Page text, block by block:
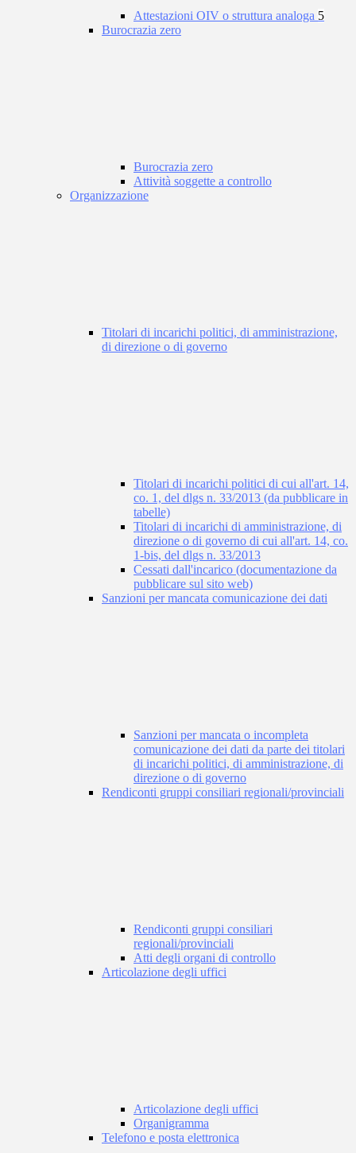
Attestazioni OIV o struttura analoga 5
Burocrazia zero
Burocrazia zero
Attività soggette a controllo
Organizzazione
Titolari di incarichi politici, di amministrazione,
di direzione o di governo
Titolari di incarichi politici di cui all'art. 14,
co. 1, del dlgs n. 33/2013 (da pubblicare in
tabelle)
Titolari di incarichi di amministrazione, di
direzione o di governo di cui all'art. 14, co.
1-bis, del dlgs n. 33/2013
Cessati dall'incarico (documentazione da
pubblicare sul sito web)
Sanzioni per mancata comunicazione dei dati
Sanzioni per mancata o incompleta
comunicazione dei dati da parte dei titolari
di incarichi politici, di amministrazione, di
direzione o di governo
Rendiconti gruppi consiliari regionali/provinciali
Rendiconti gruppi consiliari
regionali/provinciali
Atti degli organi di controllo
Articolazione degli uffici
Articolazione degli uffici
Organigramma
Telefono e posta elettronica